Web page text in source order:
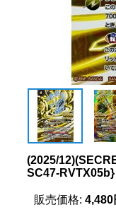
(2025/
SC47-RVTX05b}
販売価格: 4,480